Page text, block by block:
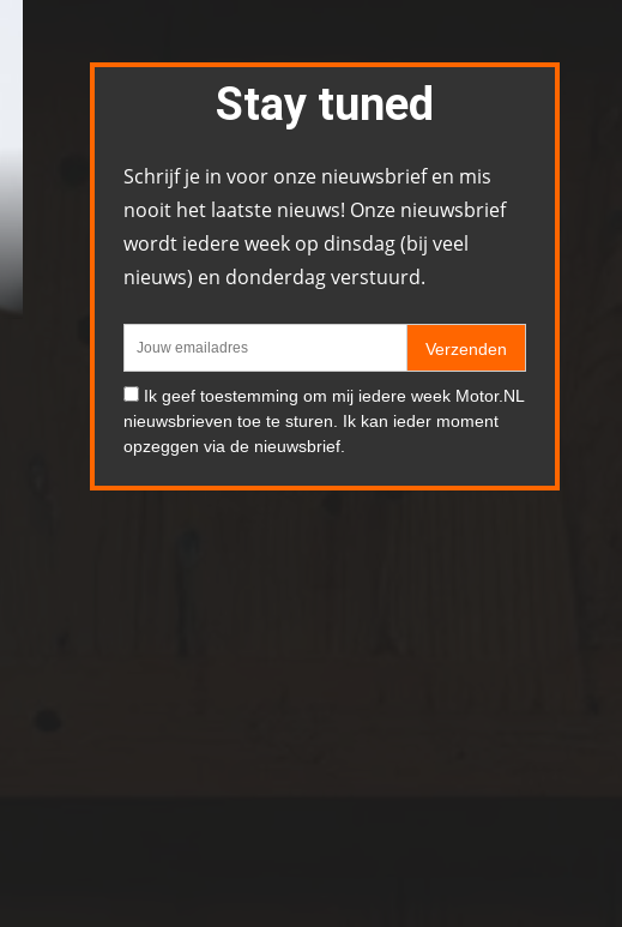
Stay tuned
Schrijf je in voor onze nieuwsbrief en mis
nooit het laatste nieuws! Onze nieuwsbrief
wordt iedere week op dinsdag (bij veel
nieuws) en donderdag verstuurd.
Verzenden
Ik geef toestemming om mij iedere week Motor.NL
nieuwsbrieven toe te sturen. Ik kan ieder moment
opzeggen via de nieuwsbrief.